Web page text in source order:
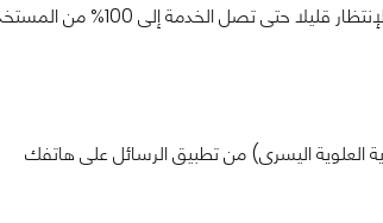
تصل الخدمة إلى 100% من المستخدمين.